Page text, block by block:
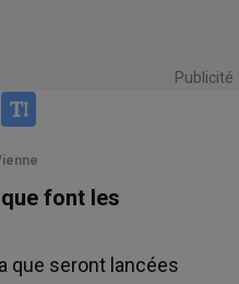
Publicité
Print
font les
que seront lancées